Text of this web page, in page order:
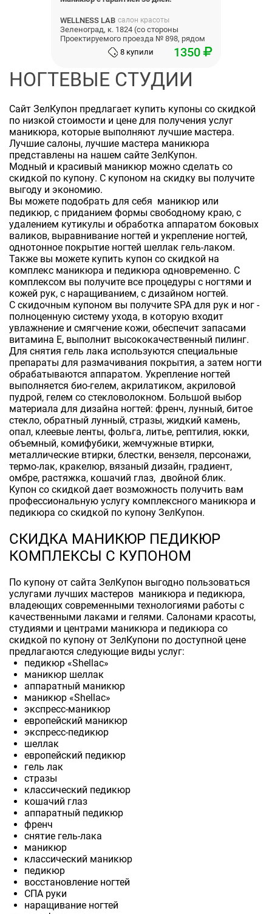
WELLNESS LAB салон красоты
Зеленоград, к. 1824 (со стороны
Проектируемого проезда № 898, рядом
со станцией).
8 купили 1350
НОГТЕВЫЕ СТУДИИ
Сайт ЗелКупон предлагает купить купоны со скидкой
по низкой стоимости и цене для получения услуг
маникюра, которые выполняют лучшие мастера.
Лучшие салоны, лучшие мастера маникюра
представлены на нашем сайте ЗелКупон.
Модный и красивый маникюр можно сделать со
скидкой по купону. С купоном на скидку вы получите
выгоду и экономию.
Вы можете подобрать для себя маникюр или
педикюр, с приданием формы свободному краю, с
удалением кутикулы и обработка аппаратом боковых
валиков, выравнивание ногтей и укрепление ногтей,
однотонное покрытие ногтей шеллак гель-лаком.
Также вы можете купить купон со скидкой на
комплекс маникюра и педикюра одновременно. С
комплексом вы получите все процедуры с ногтями и
кожей рук, с наращиванием, с дизайном ногтей.
С скидочным купоном вы получите SPA для рук и ног -
полноценную систему ухода, в которую входит
увлажнение и смягчение кожи, обеспечит запасами
витамина Е, выполнит высококачественный пилинг.
Для снятия гель лака используются специальные
препараты для размачивания покрытия, а затем ногти
обрабатываются аппаратом. Укрепление ногтей
выполняется био-гелем, акрилатиком, акриловой
пудрой, гелем со стекловолокном. Большой выбор
материала для дизайна ногтей: френч, лунный, битое
стекло, обратный лунный, стразы, жидкий камень,
опал, клеевые ленты, фольга, литье, рептилия, юкки,
объемный, комифубики, жемчужные втирки,
металлические втирки, блестки, вензеля, персонажи,
термо-лак, кракелюр, вязаный дизайн, градиент,
омбре, растяжка, кошачий глаз, двойной блик.
Купон со скидкой дает возможность получить вам
профессиональную услугу комплексного маникюра и
педикюра со скидкой по купону ЗелКупон.
СКИДКА МАНИКЮР ПЕДИКЮР
КОМПЛЕКСЫ С КУПОНОМ
По купону от сайта ЗелКупон выгодно пользоваться
услугами лучших мастеров маникюра и педикюра,
владеющих современными технологиями работы с
качественными лаками и гелями. Салонами красоты,
студиями и центрами маникюра и педикюра со
скидкой по купону от ЗелКупони по доступной цене
предлагаются следующие виды услуг:
педикюр «Shellac»
маникюр шеллак
аппаратный маникюр
маникюр «Shellac»
экспресс-маникюр
европейский маникюр
экспресс-педикюр
шеллак
европейский педикюр
гель лак
стразы
классический педикюр
кошачий глаз
аппаратный педикюр
френч
снятие гель-лака
маникюр
классический маникюр
педикюр
восстановление ногтей
СПА руки
наращивание ногтей